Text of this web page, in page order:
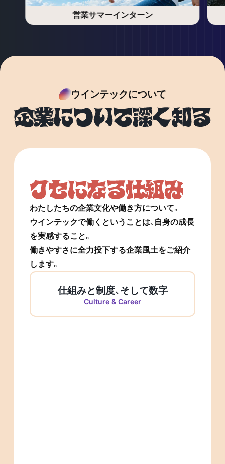
営業サマーインターン
ウインテックについて
わたしたちの企業文化や働き方について。
ウインテックで働くということは、自身の成長
を実感すること。
働きやすさに全力投下する企業風土をご紹介
します。
仕組みと制度、そして数字
Culture & Career